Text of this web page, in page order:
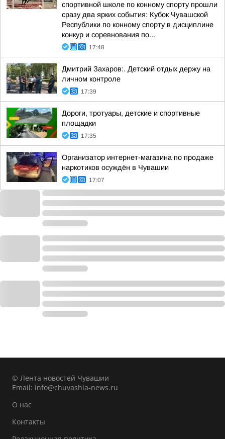
спортивной школе по конному спорту прошли
сразу два ярких события: Кубок Чувашской
Республики по конному спорту в дисциплине
конкур и соревнования по...
17:48
Дмитрий Захаров:. Детский отдых держу на
личном контроле
17:39
Дороги, тротуары, детские и спортивные
площадки
17:35
Организатор интернет-магазина по продаже
наркотиков осуждён в Чувашии
17:07
© Лента новостей Чувашии
Email: info@chuvashia-news.ru
О нас
Контакты